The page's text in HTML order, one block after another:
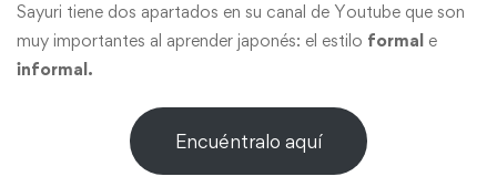
Sayuri tiene dos apartados en su canal de Youtube que son
muy importantes al aprender japonés: el estilo formal e
informal.
Encuéntralo aquí